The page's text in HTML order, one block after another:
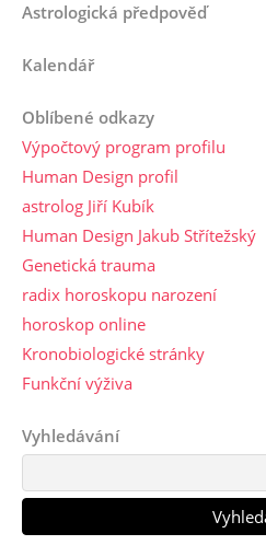
Astrologická předpověď
Kalendář
Oblíbené odkazy
Výpočtový program profilu
Human Design profil
astrolog Jiří Kubík
Human Design Jakub Střítežský
Genetická trauma
radix horoskopu narození
horoskop online
Kronobiologické stránky
Funkční výživa
Vyhledávání